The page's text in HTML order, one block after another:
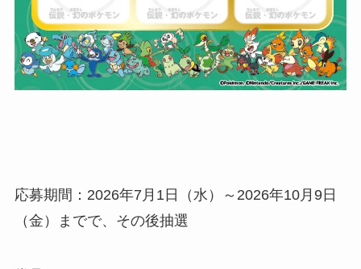
応募期間：2026年7月1日（水）～2026年10月9日
（金）までで、その後抽選